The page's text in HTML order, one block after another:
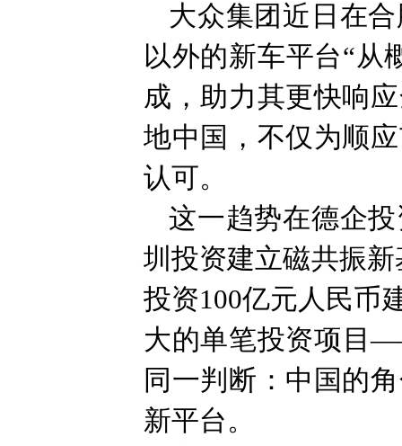
大众集团近日在
以外的新车平台“从
成，助力其更快响
地中国，不仅为顺
认可。
这一趋势在德企
圳投资建立磁共振
投资100亿元人民币
大的单笔投资项目
同一判断：中国的
新平台。